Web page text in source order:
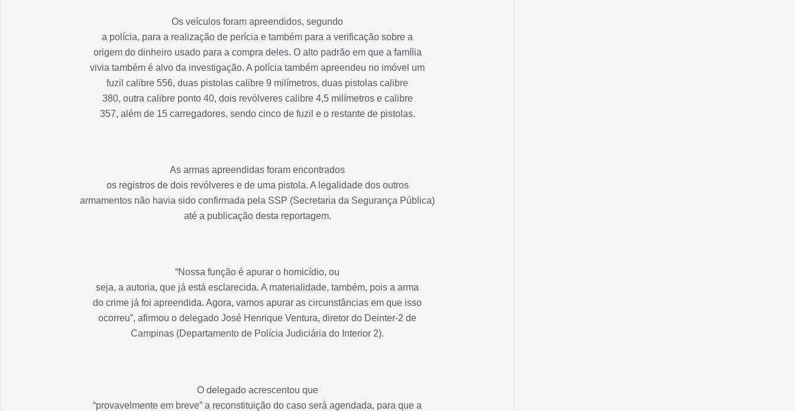
Os veículos foram apreendidos, segundo
a polícia, para a realização de perícia e também para a verificação sobre a
origem do dinheiro usado para a compra deles. O alto padrão em que a família
vivia também é alvo da investigação. A polícia também apreendeu no imóvel um
fuzil calibre 556, duas pistolas calibre 9 milímetros, duas pistolas calibre
380, outra calibre ponto 40, dois revólveres calibre 4,5 milímetros e calibre
357, além de 15 carregadores, sendo cinco de fuzil e o restante de pistolas.
As armas apreendidas foram encontrados
os registros de dois revólveres e de uma pistola. A legalidade dos outros
armamentos não havia sido confirmada pela SSP (Secretaria da Segurança Pública)
até a publicação desta reportagem.
“Nossa função é apurar o homicídio, ou
seja, a autoria, que já está esclarecida. A materialidade, também, pois a arma
do crime já foi apreendida. Agora, vamos apurar as circunstâncias em que isso
ocorreu”, afirmou o delegado José Henrique Ventura, diretor do Deinter-2 de
Campinas (Departamento de Polícia Judiciária do Interior 2).
O delegado acrescentou que
“provavelmente em breve” a reconstituição do caso será agendada, para que a